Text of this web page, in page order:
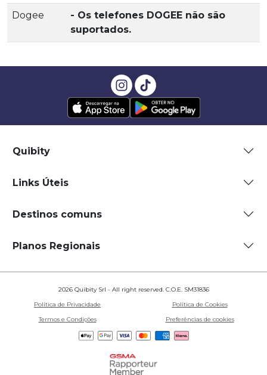
Dogee
- Os telefones DOGEE não são
suportados.
Quibity
Links Úteis
Destinos comuns
Planos Regionais
2026 Quibity Srl - All right reserved. C.O.E. SM31836
Política de Privacidade
Política de Cookies
Termos e Condições
Preferências de cookies